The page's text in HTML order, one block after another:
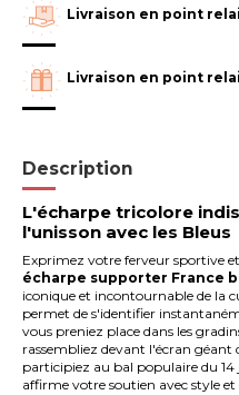
Livraison en point
Livraison en point
Description
L'écharpe tricolore
l'unisson avec les Bleus
Exprimez votre ferveur sportive
écharpe supporter France
iconique et incontournable de la
permet de s'identifier
vous preniez place dans les
rassembliez devant l'écran géant
participiez au bal populaire du
affirme votre soutien avec style et